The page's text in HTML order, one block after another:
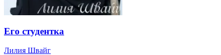
Его студентка
Лилия Швайг